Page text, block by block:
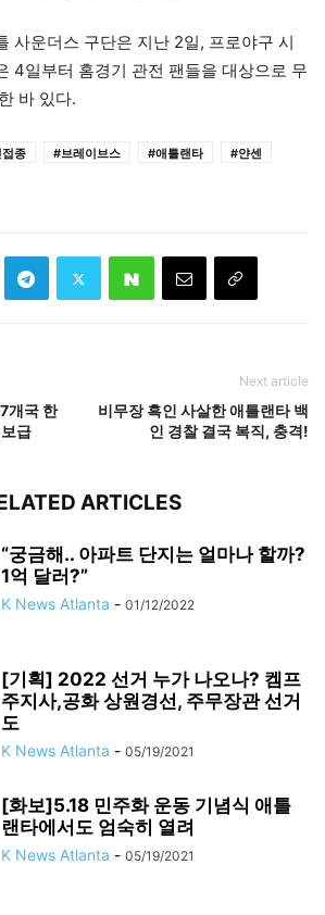
사운더스 구단은 지난 2일, 프로야구 시
4일부터 홈경기 관전 팬들을 대상으로 무
바 있다.
종 #브레이브스 #애틀랜타
#얀센
개국 한
급
Next article
비무장 흑인 사살한 애틀랜타 백
인 경찰 결국 복직, 충격!
ARTICLES
“궁금해.. 아파트 단지는 얼마나 할까?
1억 달러?”
K News Atlanta - 01/12/2022
[기획] 2022 선거 누가 나오나? 켐프
주지사,공화 상원경선, 주무장관 선거
도
K News Atlanta - 05/19/2021
[화보]5.18 민주화 운동 기념식 애틀
랜타에서도 엄숙히 열려
K News Atlanta - 05/19/2021